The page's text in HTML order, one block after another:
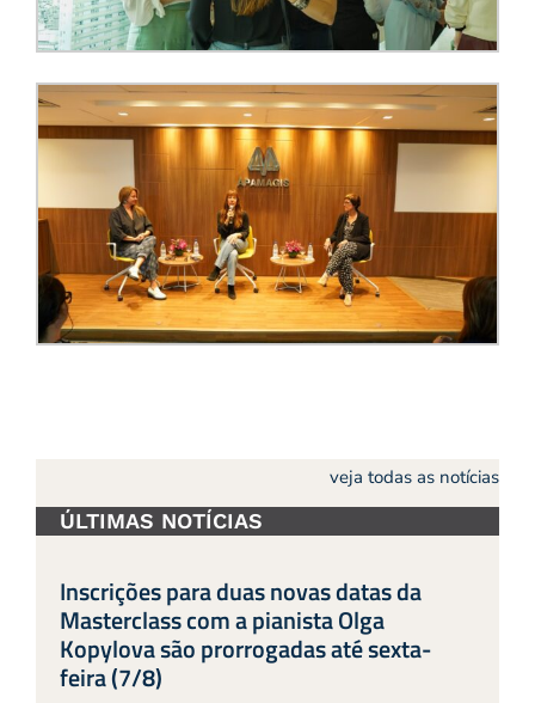
veja todas as notícias
ÚLTIMAS NOTÍCIAS
Inscrições para duas novas datas da
Masterclass com a pianista Olga
Kopylova são prorrogadas até sexta-
feira (7/8)